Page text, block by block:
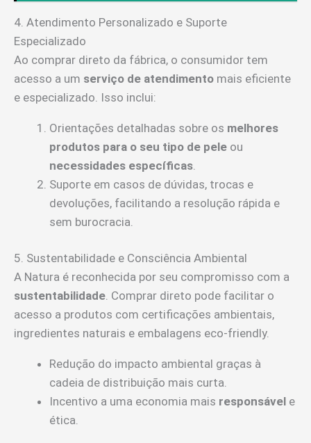
4. Atendimento Personalizado e Suporte
Especializado
Ao comprar direto da fábrica, o consumidor tem
acesso a um serviço de atendimento mais eficiente
e especializado. Isso inclui:
Orientações detalhadas sobre os melhores
produtos para o seu tipo de pele ou
necessidades específicas
Suporte em casos de dúvidas, trocas e
devoluções, facilitando a resolução rápida e
sem burocracia.
5. Sustentabilidade e Consciência Ambiental
A Natura é reconhecida por seu compromisso com a
sustentabilidade. Comprar direto pode facilitar o
acesso a produtos com certificações ambientais,
ingredientes naturais e embalagens eco-friendly.
Redução do impacto ambiental graças à
cadeia de distribuição mais curta.
Incentivo a uma economia mais responsável e
ética.